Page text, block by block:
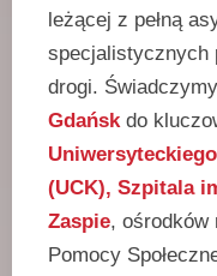
leżącej z pełną
specjalistycznych
drogi. Świadczymy
Gdańskdo
(UCK), Szpitala
Zaspie, ośrodków
Pomocy